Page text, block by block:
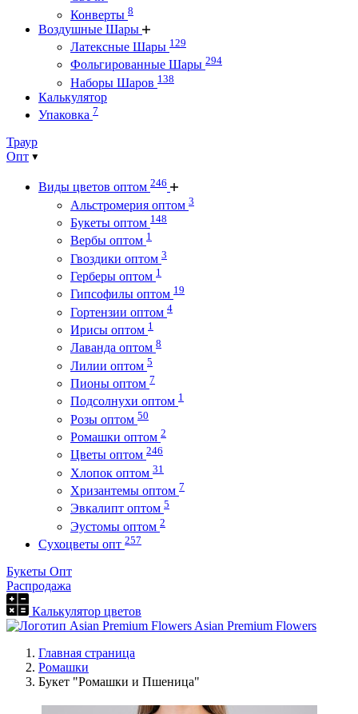
Конверты 8
Воздушные Шары
Латексные Шары 129
Фольгированные Шары 294
Наборы Шаров 138
Калькулятор
Упаковка 7
Траур
Опт
Виды цветов оптом 246
Альстромерия оптом 3
Букеты оптом 148
Вербы оптом 1
Гвоздики оптом 3
Герберы оптом 1
Гипсофилы оптом 19
Гортензии оптом 4
Ирисы оптом 1
Лаванда оптом 8
Лилии оптом 5
Пионы оптом 7
Подсолнухи оптом 1
Розы оптом 50
Ромашки оптом 2
Цветы оптом 246
Хлопок оптом 31
Хризантемы оптом 7
Эвкалипт оптом 5
Эустомы оптом 2
Сухоцветы опт 257
Букеты Опт
Распродажа
Калькулятор цветов
Asian Premium Flowers
Главная страница
Ромашки
Букет "Ромашки и Пшеница"